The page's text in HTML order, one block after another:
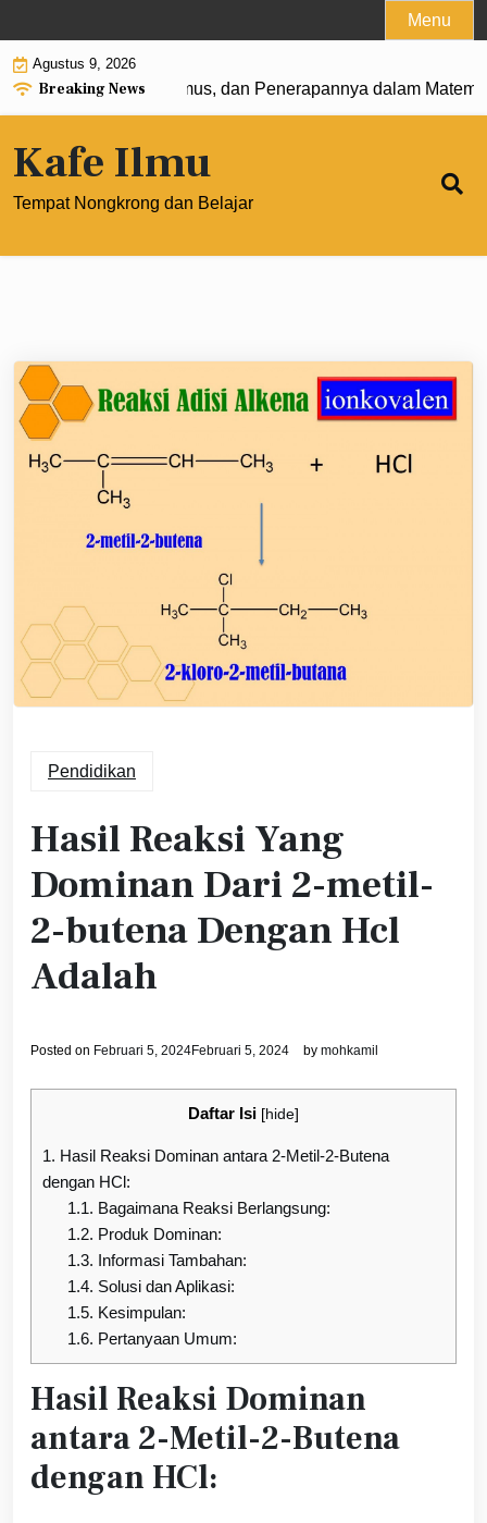
to
content
Menu
Agustus 9, 2026
Breaking News
0: Pengertian, Rumus, dan Penerapannya dalam
Kafe Ilmu
Tempat Nongkrong dan Belajar
Pendidikan
Hasil Reaksi Yang
Dominan Dari 2-metil-
2-butena Dengan Hcl
Adalah
Posted on Februari 5, 2024Februari 5, 2024 by mohkamil
Daftar Isi [hide]
1. Hasil Reaksi Dominan antara 2-Metil-2-Butena
dengan HCl:
1.1. Bagaimana Reaksi Berlangsung:
1.2. Produk Dominan:
1.3. Informasi Tambahan:
1.4. Solusi dan Aplikasi:
1.5. Kesimpulan:
1.6. Pertanyaan Umum:
Hasil Reaksi Dominan
antara 2-Metil-2-Butena
dengan HCl: